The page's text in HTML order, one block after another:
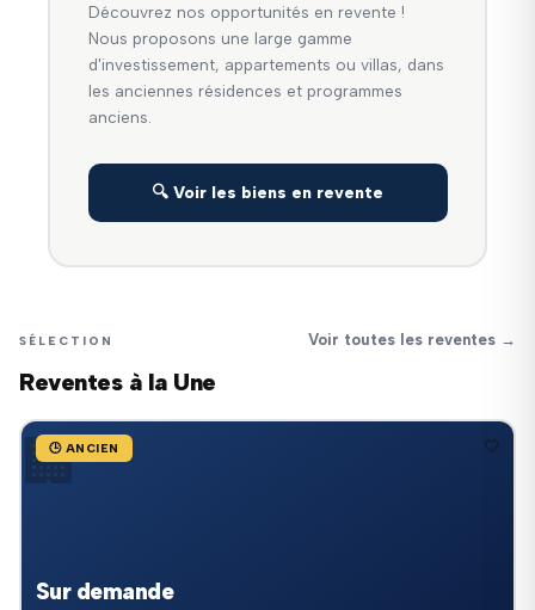
Découvrez nos opportunités en revente !
Nous proposons une large gamme
d'investissement, appartements ou villas, dans
les anciennes résidences et programmes
anciens.
🔍 Voir les biens en revente
SÉLECTION
Reventes à la Une
Voir toutes les reventes →
🏢
🕒 ANCIEN 🤍
Sur demande